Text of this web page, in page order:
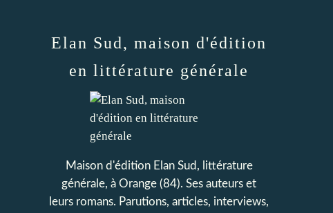
Elan Sud, maison d'édition
en littérature générale
Maison d'édition Elan Sud, littérature
générale, à Orange (84). Ses auteurs et
leurs romans. Parutions, articles, interviews,